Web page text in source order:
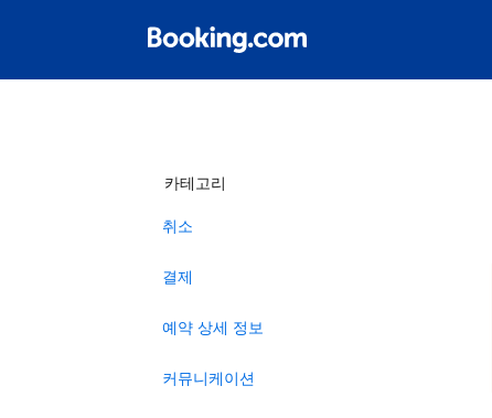
카테고리
취소
결제
예약 상세 정보
커뮤니케이션